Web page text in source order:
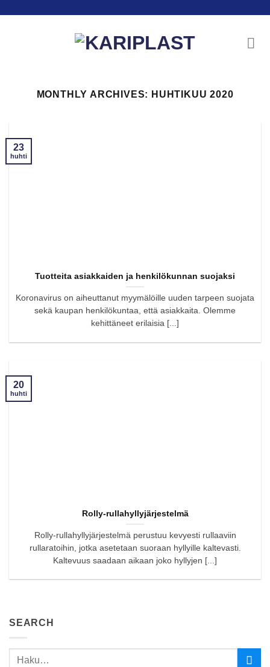
MONTHLY ARCHIVES: HUHTIKUU 2020
Tuotteita asiakkaiden ja henkilökunnan suojaksi
Koronavirus on aiheuttanut myymälöille uuden tarpeen suojata
sekä kaupan henkilökuntaa, että asiakkaita. Olemme
kehittäneet erilaisia [...]
23
huhti
Rolly-rullahyllyjärjestelmä
Rolly-rullahyllyjärjestelmä perustuu kevyesti rullaaviin
rullaratoihin, jotka asetetaan suoraan hyllyille kaltevasti.
Kaltevuus saadaan aikaan joko hyllyjen [...]
20
huhti
SEARCH